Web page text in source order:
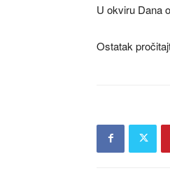
U okviru Dana
Ostatak